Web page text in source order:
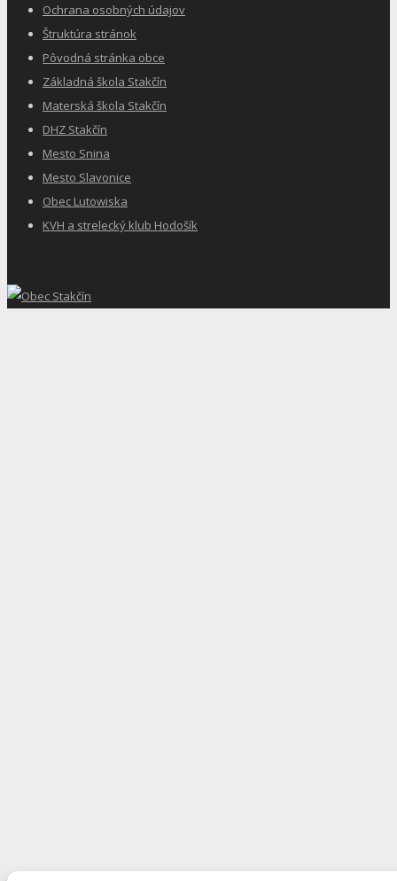
Ochrana osobných údajov
Štruktúra stránok
Pôvodná stránka obce
Základná škola Stakčín
Materská škola Stakčín
DHZ Stakčín
Mesto Snina
Mesto Slavonice
Obec Lutowiska
KVH a strelecký klub Hodošík